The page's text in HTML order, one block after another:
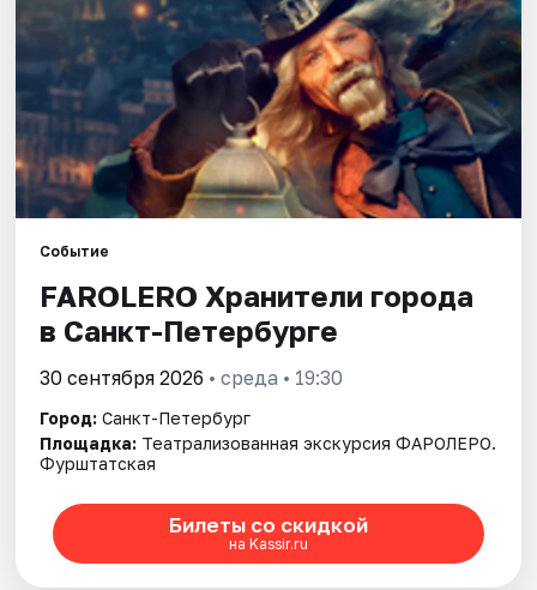
Квесты
Экскурсии
Спорт
События
Города
Площадки
Рейтинги
Событие
FAROLERO Хранители города
в Санкт-Петербурге
30 сентября 2026 • среда • 19:30
Город: Санкт-Петербург
Площадка: Театрализованная экскурсия ФАРОЛЕРО.
Фурштатская
Билеты со скидкой
на Kassir.ru